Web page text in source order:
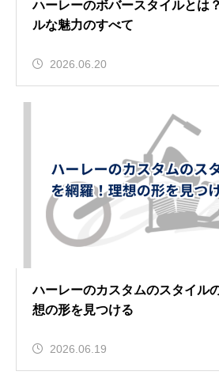
ハーレーのボバースタイルとは
ルな魅力のすべて
2026.06.20
ハーレーのカスタムのスタイル
想の形を見つける
2026.06.19